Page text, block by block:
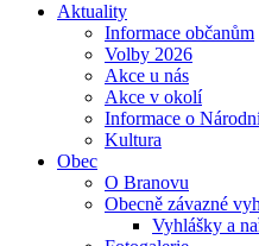
Aktuality
Informace občanům
Volby 2026
Akce u nás
Akce v okolí
Informace o
Kultura
Obec
O Branovu
Obecně závazné
Vyhlášky a